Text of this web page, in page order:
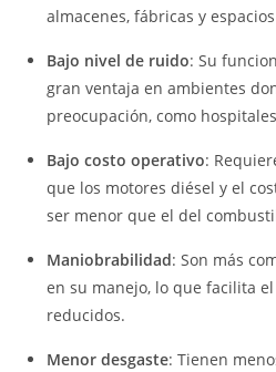
almacenes, fábricas y
Bajo nivel de ruido: Su
gran ventaja en ambientes
preocupación, como
Bajo costo operativo:
que los motores diésel y el
ser menor que el del
Maniobrabilidad: Son más
en su manejo, lo que facilita
reducidos.
Menor desgaste: Tienen